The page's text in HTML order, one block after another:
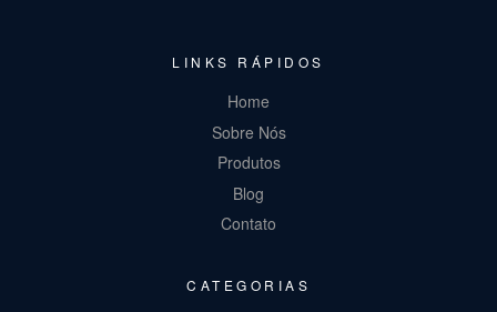
LINKS RÁPIDOS
Home
Sobre Nós
Produtos
Blog
Contato
CATEGORIAS